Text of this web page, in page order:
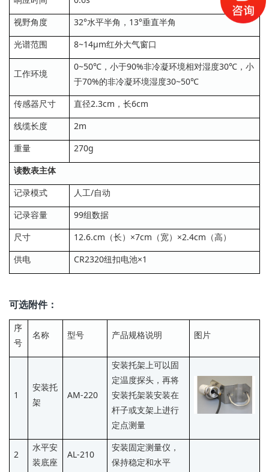
视野角度
32°水平半角，13°垂直半角
光谱范围
8~14μm红外大气窗口
工作环境
0~50℃，小于90%非冷凝环境相对湿度30℃，小
于70%的非冷凝环境湿度30~50℃
传感器尺寸
直径2.3cm，长6cm
线缆长度
2m
重量
270g
读数表主体
记录模式
人工/自动
记录容量
99组数据
尺寸
12.6.cm（长）×7cm（宽）×2.4cm（高）
供电
CR2320纽扣电池×1
可选附件：
序
号
名称 型号 产品规格说明 图片
1
安装托
架
AM-220
安装托架上可以固
定温度探头，再将
安装托架装安装在
杆子或支架上进行
定点测量
2
水平安
装底座
AL-210
安装固定测量仪，
保持稳定和水平